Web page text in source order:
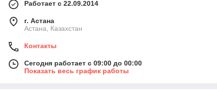
Работает с 22.09.2014
г. Астана
Астана, Казахстан
Контакты
Сегодня работает с 09:00 до 00:00
Показать весь график работы